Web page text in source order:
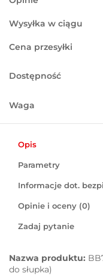
Wysyłka w ciągu
Cena przesyłki
Dostępność
Waga
Opis
Parametry
Informacje dot.
Opinie i oceny (0)
Zadaj pytanie
Nazwa produktu:
do słupka)